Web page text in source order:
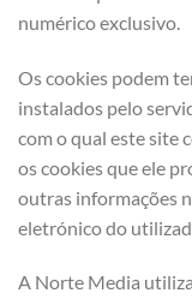
numérico exclusivo.
Os cookies podem
instalados pelo
com o qual este site
os cookies que ele
outras informações
eletrónico do
A Norte Media